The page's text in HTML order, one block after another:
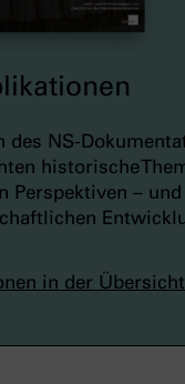
des NS-
historische
Perspektiven –
in der Übersicht